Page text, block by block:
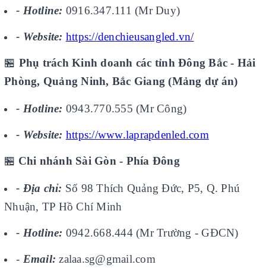
- Hotline: 0916.347.111 (Mr Duy)
- Website: https://denchieusangled.vn/
🏪 Phụ trách Kinh doanh các tỉnh Đông Bắc - Hải
Phòng, Quảng Ninh, Bắc Giang (Mảng dự án)
- Hotline: 0943.770.555 (Mr Công)
- Website: https://www.laprapdenled.com
🏪 Chi nhánh Sài Gòn - Phía Đông
- Địa chỉ: Số 98 Thích Quảng Đức, P5, Q. Phú
Nhuận, TP Hồ Chí Minh
- Hotline: 0942.668.444 (Mr Trường - GĐCN)
- Email: zalaa.sg@gmail.com